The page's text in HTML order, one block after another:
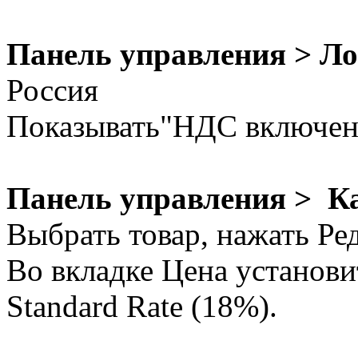
Панель управления >
Россия
Показывать"НДС
Панель управления >
Выбрать товар, нажать
Во вкладке Цена
Standard Rate (18%).